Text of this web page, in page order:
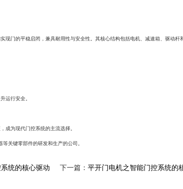
门的平稳启闭，兼具耐用性与安全性。其核心结构包括电机、减速箱、驱动杆
运行安全。
成为现代门控系统的主流选择。
关键零部件的研发和生产的公司。
统的核心驱动 下一篇： 平开门电机之智能门控系统的